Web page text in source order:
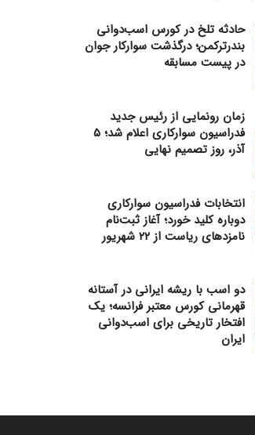
حادثه تلخ در کورس اسب‌دوانی
بندرترکمن؛ درگذشت سوارکار جوان
در پیست مسابقه
زمان رونمایی از رئیس جدید
فدراسیون سوارکاری اعلام شد؛ ۵
آذر، روز تصمیم نهایی
انتخابات فدراسیون سوارکاری
دوباره کلید خورد؛ آغاز ثبت‌نام
نامزدهای ریاست از ۲۲ شهریور
دو اسب با ریشه ایرانی در آستانه
قهرمانی کورس معتبر فرانسه؛ یک
افتخار تاریخی برای اسب‌دوانی
ایران